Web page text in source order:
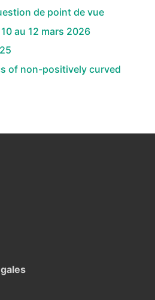
de point de vue
au 12 mars 2026
of non-positively curved